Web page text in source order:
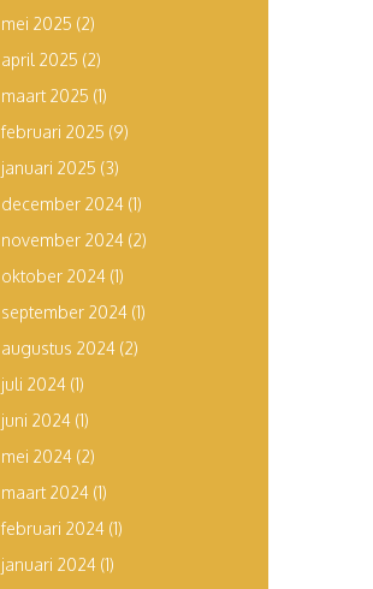
mei 2025 (2)
april 2025 (2)
maart 2025 (1)
februari 2025 (9)
januari 2025 (3)
december 2024 (1)
november 2024 (2)
oktober 2024 (1)
september 2024 (1)
augustus 2024 (2)
juli 2024 (1)
juni 2024 (1)
mei 2024 (2)
maart 2024 (1)
februari 2024 (1)
januari 2024 (1)